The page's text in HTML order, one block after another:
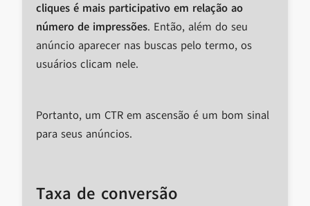
cliques é mais participativo em relação ao
número de impressões. Então, além do seu
anúncio aparecer nas buscas pelo termo, os
usuários clicam nele.
Portanto, um CTR em ascensão é um bom sinal
para seus anúncios.
Taxa de conversão